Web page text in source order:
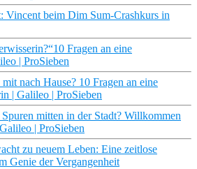
Vincent beim Dim Sum-Crashkurs in
Fragen an eine
| ProSieben
nach Hause? 10 Fragen an eine
| Galileo | ProSieben
mitten in der Stadt? Willkommen
| ProSieben
zu neuem Leben: Eine zeitlose
Genie der Vergangenheit